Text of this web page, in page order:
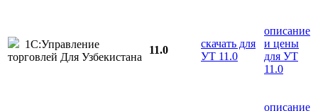
1С:Управление
торговлей Для Узбекистана
11.0
скачать для
УТ 11.0
описание
и цены
для УТ
11.0
описание